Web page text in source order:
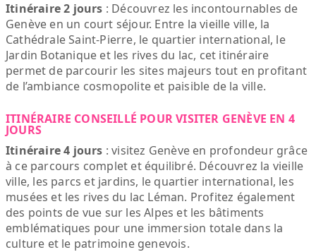
Itinéraire 2 jours : Découvrez les incontournables de
Genève en un court séjour. Entre la vieille ville, la
Cathédrale Saint-Pierre, le quartier international, le
Jardin Botanique et les rives du lac, cet itinéraire
permet de parcourir les sites majeurs tout en profitant
de l’ambiance cosmopolite et paisible de la ville.
ITINÉRAIRE CONSEILLÉ POUR VISITER GENÈVE EN 4
JOURS
Itinéraire 4 jours : visitez Genève en profondeur grâce
à ce parcours complet et équilibré. Découvrez la vieille
ville, les parcs et jardins, le quartier international, les
musées et les rives du lac Léman. Profitez également
des points de vue sur les Alpes et les bâtiments
emblématiques pour une immersion totale dans la
culture et le patrimoine genevois.